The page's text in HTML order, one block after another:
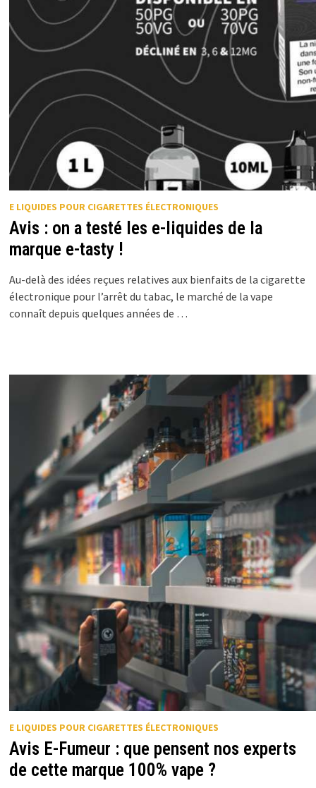
E LIQUIDES POUR CIGARETTES ÉLECTRONIQUES
Avis : on a testé les e-liquides de la
marque e-tasty !
Au-delà des idées reçues relatives aux bienfaits de la cigarette
électronique pour l’arrêt du tabac, le marché de la vape
connaît depuis quelques années de …
E LIQUIDES POUR CIGARETTES ÉLECTRONIQUES
Avis E-Fumeur : que pensent nos experts
de cette marque 100% vape ?